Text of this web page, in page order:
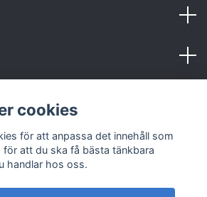
cookies
för att anpassa det innehåll som
att du ska få bästa tänkbara
handlar hos oss.